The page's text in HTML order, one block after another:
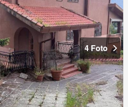
4 Foto